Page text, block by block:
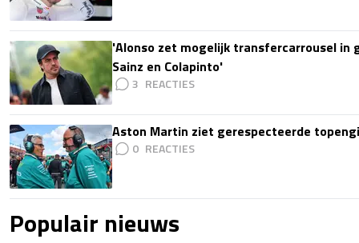
'Alonso zet mogelijk transfercarrousel in
Sainz en Colapinto'
3
Aston Martin ziet gerespecteerde
0
Populair nieuws